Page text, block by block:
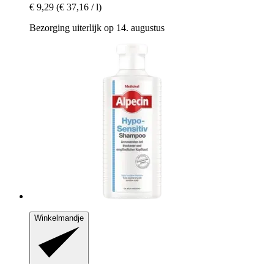
€ 9,29 (€ 37,16 / l)
Bezorging uiterlijk op 14. augustus
Winkelmandje